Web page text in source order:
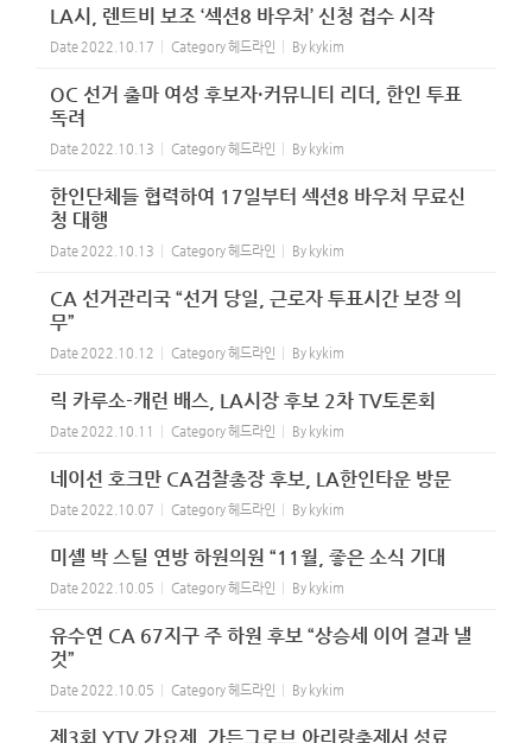
LA시, 렌트비 보조 ‘섹션8 바우처’ 신청 접수 시작
Date 2022.10.17 Category헤드라인 By kykim
OC 선거 출마 여성 후보자·커뮤니티 리더, 한인 투표
독려
Date 2022.10.13 Category헤드라인 By kykim
한인단체들 협력하여 17일부터 섹션8 바우처 무료신
청 대행
Date 2022.10.13 Category헤드라인 By kykim
CA 선거관리국 “선거 당일, 근로자 투표시간 보장 의
무”
Date 2022.10.12 Category헤드라인 By kykim
릭 카루소-캐런 배스, LA시장 후보 2차 TV토론회
Date 2022.10.11 Category헤드라인 By kykim
네이선 호크만 CA검찰총장 후보, LA한인타운 방문
Date 2022.10.07 Category헤드라인 By kykim
미셸 박 스틸 연방 하원의원 “11월, 좋은 소식 기대
Date 2022.10.05 Category헤드라인 By kykim
유수연 CA 67지구 주 하원 후보 “상승세 이어 결과 낼
것”
Date 2022.10.05 Category헤드라인 By kykim
제3회 YTV 가요제, 가든그로브 아리랑축제서 성료